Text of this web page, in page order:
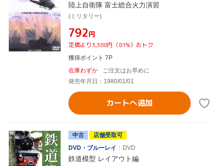
陸上自衛隊 富士総合火力演習
(ミリタリー)
¥792円
定価より3,388円（81%）おトク
獲得ポイント 7P
在庫わずか
ご注文はお早めに
発売年月日：1980/01/01
カートへ追加
中古
店舗受取可
DVD・ブルーレイ
DVD
鉄道模型 レイアウト編